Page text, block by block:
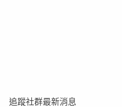
追蹤社群最新消息